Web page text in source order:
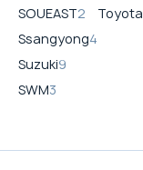
SOUEAST2
Ssangyong4
Suzuki9
SWM3
Toyota